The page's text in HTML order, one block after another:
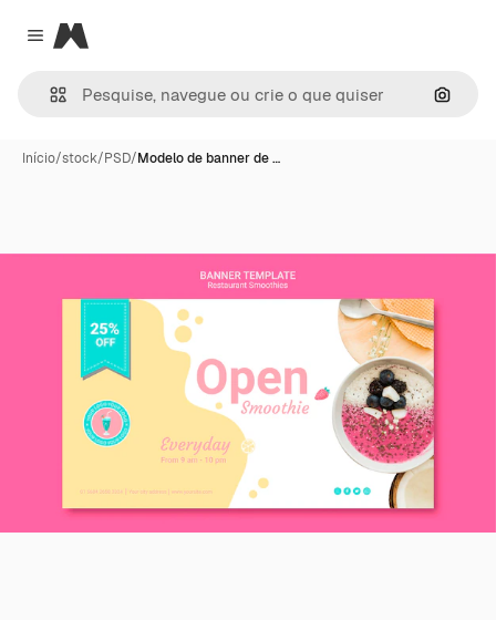
Close menu
Magnific
Início/stock/PSD/Modelo de banner de …